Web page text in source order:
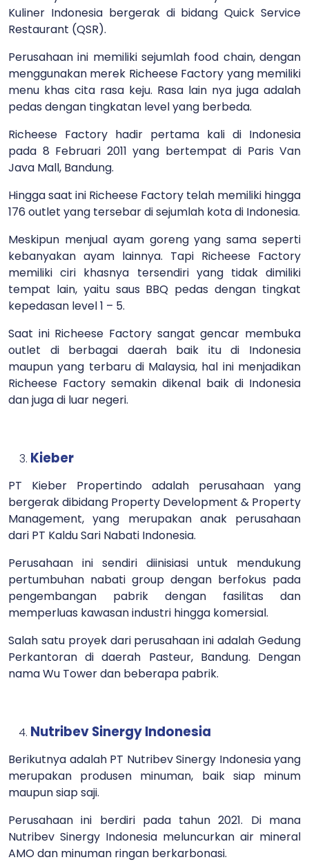
Kuliner Indonesia bergerak di bidang Quick Service
Restaurant (QSR).
Perusahaan ini memiliki sejumlah food chain, dengan
menggunakan merek Richeese Factory yang memiliki
menu khas cita rasa keju. Rasa lain nya juga adalah
pedas dengan tingkatan level yang berbeda.
Richeese Factory hadir pertama kali di Indonesia
pada 8 Februari 2011 yang bertempat di Paris Van
Java Mall, Bandung.
Hingga saat ini Richeese Factory telah memiliki hingga
176 outlet yang tersebar di sejumlah kota di Indonesia.
Meskipun menjual ayam goreng yang sama seperti
kebanyakan ayam lainnya. Tapi Richeese Factory
memiliki ciri khasnya tersendiri yang tidak dimiliki
tempat lain, yaitu saus BBQ pedas dengan tingkat
kepedasan level 1 – 5.
Saat ini Richeese Factory sangat gencar membuka
outlet di berbagai daerah baik itu di Indonesia
maupun yang terbaru di Malaysia, hal ini menjadikan
Richeese Factory semakin dikenal baik di Indonesia
dan juga di luar negeri.
Kieber
PT Kieber Propertindo adalah perusahaan yang
bergerak dibidang Property Development & Property
Management, yang merupakan anak perusahaan
dari PT Kaldu Sari Nabati Indonesia.
Perusahaan ini sendiri diinisiasi untuk mendukung
pertumbuhan nabati group dengan berfokus pada
pengembangan pabrik dengan fasilitas dan
memperluas kawasan industri hingga komersial.
Salah satu proyek dari perusahaan ini adalah Gedung
Perkantoran di daerah Pasteur, Bandung. Dengan
nama Wu Tower dan beberapa pabrik.
Nutribev Sinergy Indonesia
Berikutnya adalah PT Nutribev Sinergy Indonesia yang
merupakan produsen minuman, baik siap minum
maupun siap saji.
Perusahaan ini berdiri pada tahun 2021. Di mana
Nutribev Sinergy Indonesia meluncurkan air mineral
AMO dan minuman ringan berkarbonasi.